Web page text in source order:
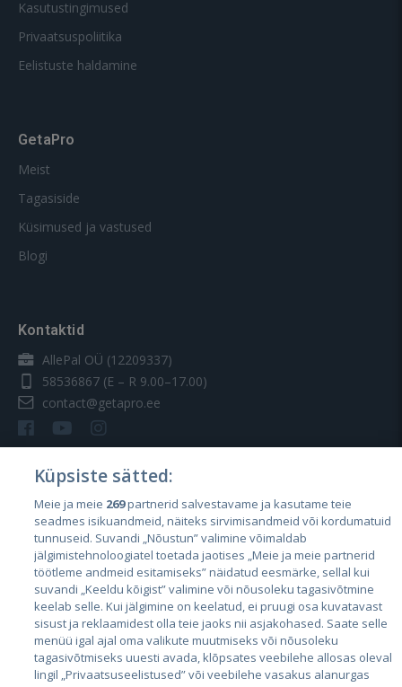
Kasutustingimused
Privaatsuspoliitika
Eelistuste haldamine
GetaPro
Meist
Tagasiside
Küsimused ja vastused
Blogi
Kontaktid
AllePal OÜ (12209337)
58536867 (E – R 9.00–17.00)
contact@getapro.ee
Riigid
Eesti
Läti
Leedu
Küpsiste sätted:
Meie ja meie 269partnerid salvestavame ja kasutame teie
seadmes isikuandmeid, näiteks sirvimisandmeid või kordumatuid
tunnuseid. Suvandi „Nõustun” valimine võimaldab
jälgimistehnoloogiatel toetada jaotises „Meie ja meie partnerid
töötleme andmeid esitamiseks” näidatud eesmärke, sellal kui
suvandi „Keeldu kõigist” valimine või nõusoleku tagasivõtmine
keelab selle. Kui jälgimine on keelatud, ei pruugi osa kuvatavast
sisust ja reklaamidest olla teie jaoks nii asjakohased. Saate selle
menüü igal ajal oma valikute muutmiseks või nõusoleku
tagasivõtmiseks uuesti avada, klõpsates veebilehe allosas oleval
lingil „Privaatsuseelistused” või veebilehe vasakus alanurgas